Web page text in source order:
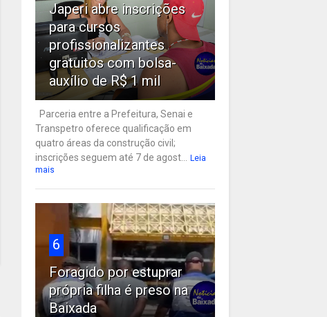
Japeri abre inscrições
para cursos
profissionalizantes
gratuitos com bolsa-
auxílio de R$ 1 mil
Parceria entre a Prefeitura, Senai e
Transpetro oferece qualificação em
quatro áreas da construção civil;
inscrições seguem até 7 de agost... Leia
mais
6
Foragido por estuprar
própria filha é preso na
Baixada